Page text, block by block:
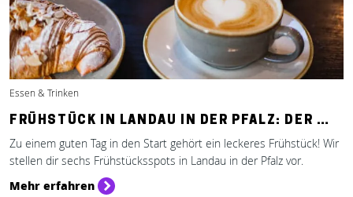
Essen & Trinken
FRÜHSTÜCK IN LANDAU IN DER PFALZ: DER …
Zu einem guten Tag in den Start gehört ein leckeres Frühstück! Wir
stellen dir sechs Frühstücksspots in Landau in der Pfalz vor.
Mehr erfahren